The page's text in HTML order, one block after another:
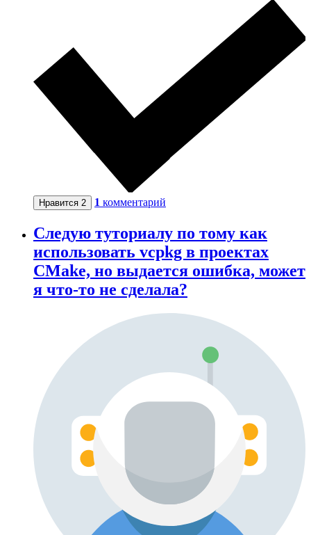
Нравится 2 1 комментарий
Следую туториалу по тому как
использовать vcpkg в проектах
CMake, но выдается ошибка, может
я что-то не сделала?